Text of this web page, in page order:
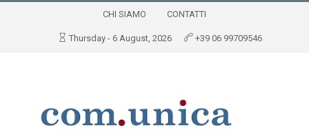
CHI SIAMO CONTATTI
Thursday - 6 August, 2026 +39 06 99709546